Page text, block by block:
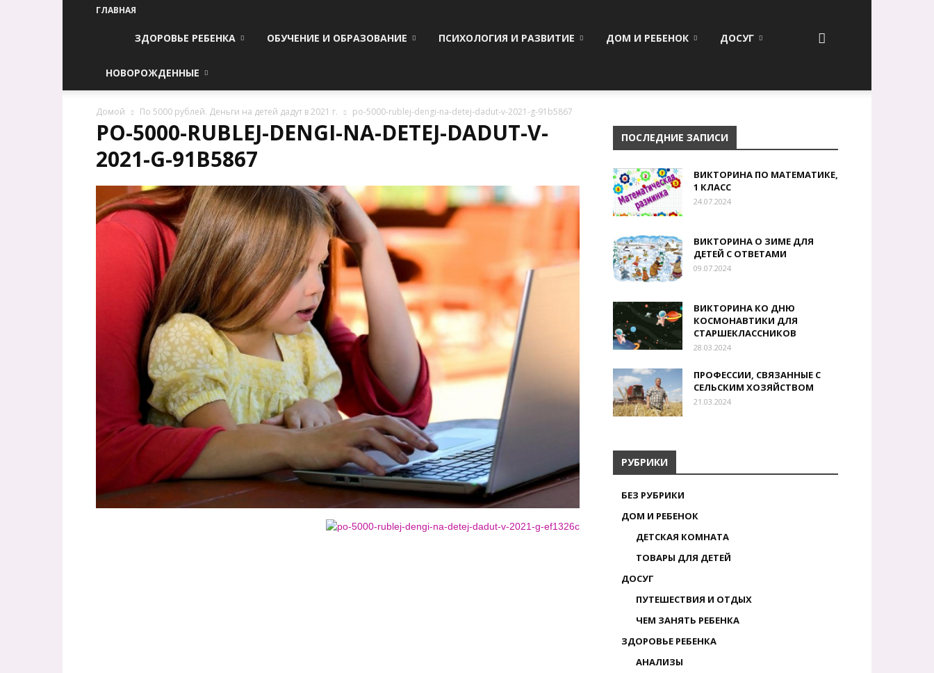
ГЛАВНАЯ
ЗДОРОВЬЕ РЕБЕНКА ОБУЧЕНИЕ И ОБРАЗОВАНИЕ ПСИХОЛОГИЯ И РАЗВИТИЕ ДОМ И РЕБЕНОК ДОСУГ
НОВОРОЖДЕННЫЕ
Домой По 5000 рублей. Деньги на детей дадут в 2021 г. po-5000-rublej-dengi-na-detej-dadut-v-2021-g-91b5867
PO-5000-RUBLEJ-DENGI-NA-DETEJ-DADUT-V-
2021-G-91B5867
ПОСЛЕДНИЕ ЗАПИСИ
ВИКТОРИНА ПО МАТЕМАТИКЕ,
1 КЛАСС
24.07.2024
ВИКТОРИНА О ЗИМЕ ДЛЯ
ДЕТЕЙ С ОТВЕТАМИ
09.07.2024
ВИКТОРИНА КО ДНЮ
КОСМОНАВТИКИ ДЛЯ
СТАРШЕКЛАССНИКОВ
28.03.2024
ПРОФЕССИИ, СВЯЗАННЫЕ С
СЕЛЬСКИМ ХОЗЯЙСТВОМ
21.03.2024
РУБРИКИ
БЕЗ РУБРИКИ
ДОМ И РЕБЕНОК
ДЕТСКАЯ КОМНАТА
ТОВАРЫ ДЛЯ ДЕТЕЙ
ДОСУГ
ПУТЕШЕСТВИЯ И ОТДЫХ
ЧЕМ ЗАНЯТЬ РЕБЕНКА
ЗДОРОВЬЕ РЕБЕНКА
АНАЛИЗЫ